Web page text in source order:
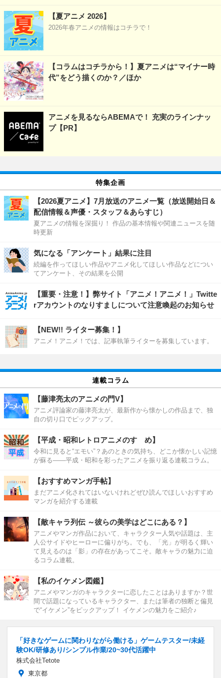
【夏アニメ 2026】
2026年春アニメの情報はコチラで！
【コラムはコチラから！】夏アニメは“マイナー時
代”をどう描くのか？／ほか
アニメを見るならABEMAで！ 充実のラインナッ
プ【PR】
特集企画
【2026夏アニメ】7月放送のアニメ一覧（放送開始日＆
配信情報＆声優・スタッフ＆あらすじ）
夏アニメの情報を深掘り！ 作品の基本情報や関連ニュースを随
時更新
気になる「アンケート」結果に注目
続編を作ってほしい作品やアニメ化してほしい作品などについ
てアンケート、その結果を公開
【重要・注意！】弊サイト「アニメ！アニメ！」Twitte
rアカウントのなりすましについて注意喚起のお知らせ
【NEW!! ライター募集！】
アニメ！アニメ！では、記事執筆ライターを募集しています。
連載コラム
【藤津亮太のアニメの門V】
アニメ評論家の藤津亮太が、最新作から懐かしの作品まで、独
自の切り口でピックアップ。
【平成・昭和レトロアニメのすゝめ】
令和に見ると“エモい”？あのときの気持ち、どこか懐かしい記憶
が蘇る――平成・昭和を彩ったアニメを振り返る連載コラム。
【おすすめマンガ手帖】
まだアニメ化されてはいないけれどぜひ読んでほしいおすすめ
マンガを紹介する連載
【敵キャラ列伝 ～彼らの美学はどこにある？】
アニメやマンガ作品において、キャラクター人気や話題は、主
人公サイドやヒーローに偏りがち。でも、「光」が明るく輝い
て見えるのは「影」の存在があってこそ。敵キャラの魅力に迫
るコラム連載。
【私のイケメン図鑑】
アニメやマンガのキャラクターに恋したことはありますか？世
間で話題になっているキャラクター、または筆者の独断と偏見
で“イケメン”をピックアップ！ イケメンの魅力をご紹介♪
「好きなゲームに関わりながら働ける」ゲームテスター/未経
験OK/研修あり/シンプル作業/20~30代活躍中
株式会社Tetote
東京都